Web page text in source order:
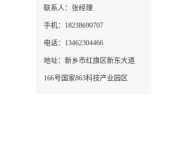
联系人：张经理
手机：18238690707
电话：13462304466
地址：新乡市红旗区新东大道
166号国家863科技产业园区